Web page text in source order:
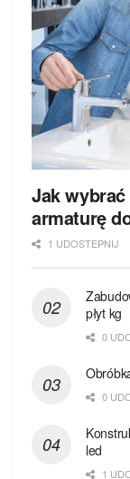
Jak
armaturę
1 UDOSTEPNIJ
płyt kg
0
0
led
1